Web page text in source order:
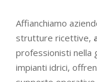
Affianchiamo
strutture ricettive,
professionisti nella
impianti idrici,